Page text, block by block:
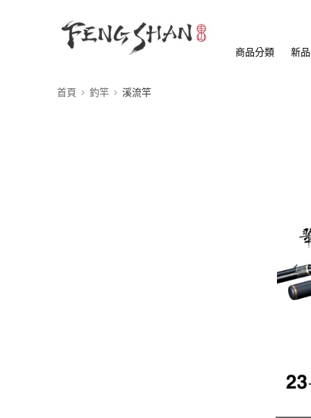
商品分類 新
首頁 釣竿 溪流竿